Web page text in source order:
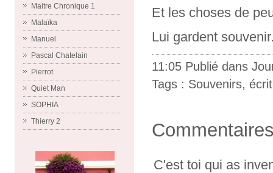
Maitre Chronique 1
Malaïka
Manuel
Pascal Chatelain
Pierrot
Quiet Man
SOPHIA
Thierry 2
Et les choses de
Lui gardent
11:05 Publié dans
Tags : Souvenirs,
C'est toi qui as